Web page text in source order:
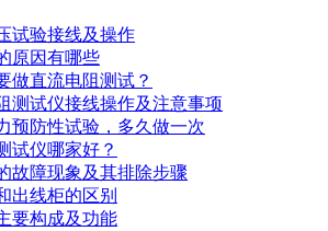
试验接线及操作
原因有哪些
做直流电阻测试？
测试仪接线操作及注意事项
预防性试验，多久做一次
试仪哪家好？
故障现象及其排除步骤
出线柜的区别
要构成及功能